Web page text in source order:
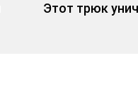
Этот трюк